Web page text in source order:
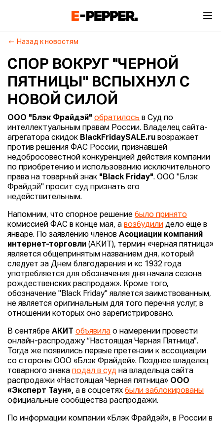
Назад к новостям
СПОР ВОКРУГ "ЧЕРНОЙ
ПЯТНИЦЫ" ВСПЫХНУЛ С
НОВОЙ СИЛОЙ
ООО "Блэк Фрайдэй" обратилось в Суд по
интеллектуальным правам России. Владелец сайта-
агрегатора скидок BlackFridaySALE.ru возражает
против решения ФАС России, признавшей
недобросовестной конкуренцией действия компании
по приобретению и использованию исключительного
права на товарный знак "Black Friday". ООО "Блэк
Фрайдэй" просит суд признать его
недействительным.
Напомним, что спорное решение было принято
комиссией ФАС в конце мая, а возбудили дело еще в
январе. По заявлению членов Асоциации компаний
интернет-торговли (АКИТ), термин «черная пятница»
является общепринятым названием дня, который
следует за Днем благодарения и «с 1932 года
употребляется для обозначения дня начала сезона
рождественских распродаж». Кроме того,
обозначение "Black Friday" является заимствованным,
не является оригинальным для того перечня услуг, в
отношении которых оно зарегистрировано.
В сентябре АКИТ объявила о намерении провести
онлайн-распродажу “Настоящая Черная Пятница”.
Тогда же появились первые претензии к ассоциации
со стороны ООО «Блэк Фрайдей». Позднее владелец
товарного знака подал в суд на владельца сайта
распродажи «Настоящая Черная пятница» ООО
«Эксперт Таун», а в соцсетях были заблокированы
официальные сообщества распродажи.
По информации компании «Блэк Фрайдэй», в России в